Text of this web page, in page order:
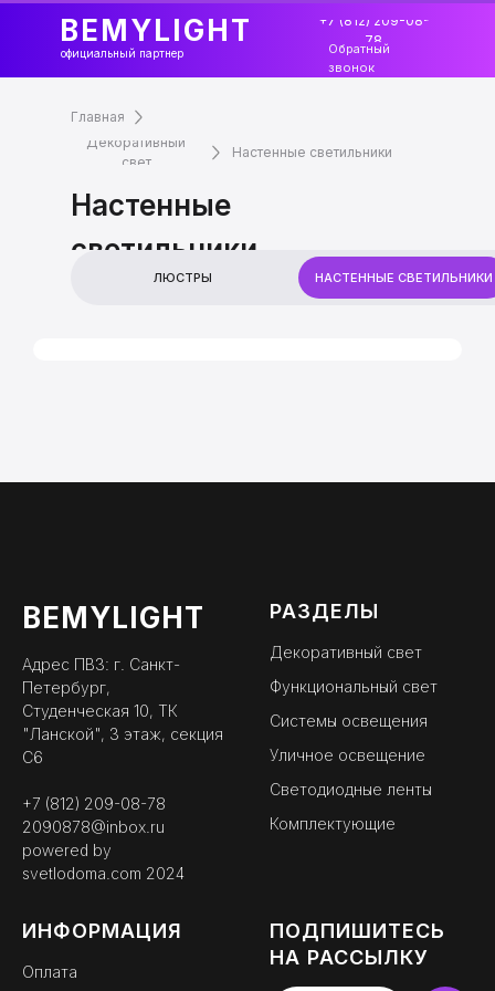
официальный партнер
BEMYLIGHT
+7 (812) 209-08-
78
Обратный
звонок
Настенные светильники
Главная
Декоративный
свет
Настенные
светильники
НАСТЕННЫЕ СВЕТИЛЬНИКИ
ЛЮСТРЫ
BEMYLIGHT
Адрес ПВЗ: г. Санкт-
Петербург,
Студенческая 10, ТК
"Ланской", 3 этаж, секция
С6
+7 (812) 209-08-78
2090878@inbox.ru
powered by
svetlodoma.com 2024
РАЗДЕЛЫ
Декоративный свет
Функциональный свет
Системы освещения
Уличное освещение
Светодиодные ленты
Комплектующие
ИНФОРМАЦИЯ
Оплата
ПОДПИШИТЕСЬ
НА РАССЫЛКУ